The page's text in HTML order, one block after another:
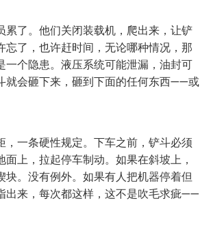
累了。他们关闭装载机，爬出来，让铲
忘了，也许赶时间，无论哪种情况，那
一个隐患。液压系统可能泄漏，油封可
就会砸下来，砸到下面的任何东西——或
，一条硬性规定。下车之前，铲斗必须
面上，拉起停车制动。如果在斜坡上，
块。没有例外。如果有人把机器停着但
出来，每次都这样，这不是吹毛求疵——